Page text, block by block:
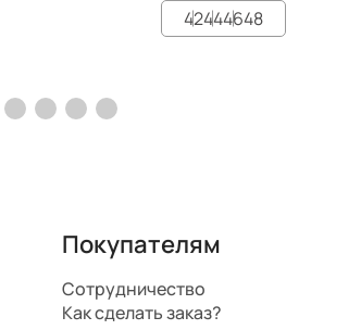
42444648
Покупателям
Сотрудничество
Как сделать заказ?